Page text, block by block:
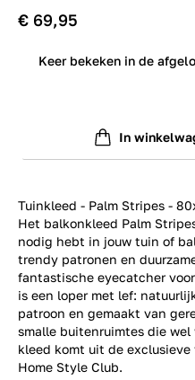
Tuinkleed - Palm Stripes -
Het balkonkleed Palm
nodig hebt in jouw tuin of
trendy patronen en
fantastische eyecatcher
is een loper met lef:
patroon en gemaakt van
smalle buitenruimtes die
kleed komt uit de
Home Style Club.
€ 69,95
Keer bekeken in de
In